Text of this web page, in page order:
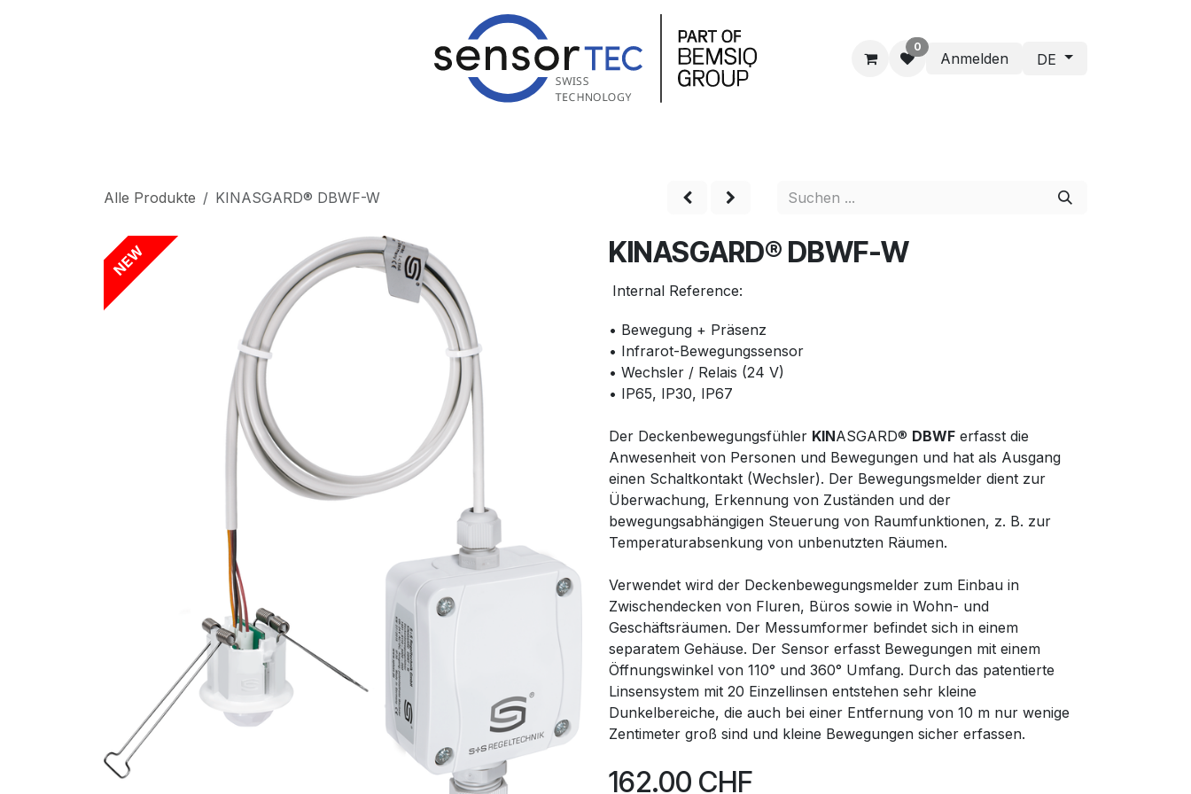
0
Anmelden DE
Alle Produkte KINASGARD® DBWF-W
NEW KINASGARD® DBWF-W
Internal Reference:
• Bewegung + Präsenz
• Infrarot-Bewegungssensor
• Wechsler / Relais (24 V)
• IP65, IP30, IP67
Der Deckenbewegungsfühler KINASGARD® DBWF erfasst die
Anwesenheit von Personen und Bewegungen und hat als Ausgang
einen Schaltkontakt (Wechsler). Der Bewegungsmelder dient zur
Überwachung, Erkennung von Zuständen und der
bewegungsabhängigen Steuerung von Raumfunktionen, z. B. zur
Temperaturabsenkung von unbenutzten Räumen.
Verwendet wird der Deckenbewegungsmelder zum Einbau in
Zwischendecken von Fluren, Büros sowie in Wohn- und
Geschäftsräumen. Der Messumformer befindet sich in einem
separatem Gehäuse. Der Sensor erfasst Bewegungen mit einem
Öffnungswinkel von 110° und 360° Umfang. Durch das patentierte
Linsensystem mit 20 Einzellinsen entstehen sehr kleine
Dunkelbereiche, die auch bei einer Entfernung von 10 m nur wenige
Zentimeter groß sind und kleine Bewegungen sicher erfassen.
162.00 CHF